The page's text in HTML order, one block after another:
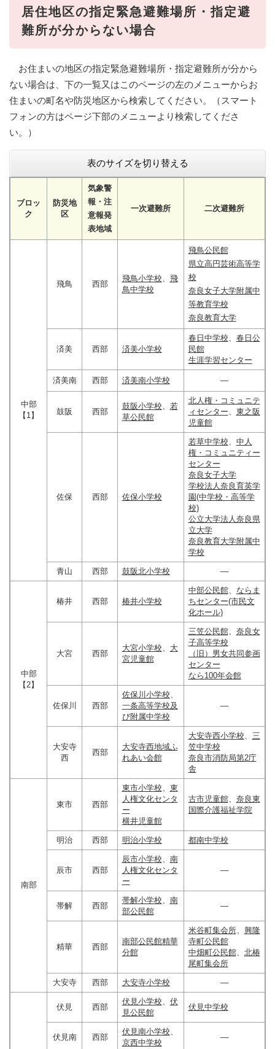
居住地区の指定緊急避難場所・指定避
難所が分からない場合
お住まいの地区の指定緊急避難場所・指定避難所が分から
ない場合は、下の一覧又はこのページの左のメニューからお
住まいの町名や防災地区から検索してください。（スマート
フォンの方はページ下部のメニューより検索してくださ
い。）
表のサイズを切り替える
ブロッ
ク
防災地
区
気象警
報・注
意報発
表地域
一次避難所 二次避難所
中部
【1】
飛鳥 西部
飛鳥小学校、 飛
鳥中学校
飛鳥公民館
県立高円芸術高等学
校
奈良女子大学附属中
等教育学校
奈良教育大学
済美 西部 済美小学校
春日中学校、 春日公
民館
生涯学習センター
済美南 西部 済美南小学校 ―
鼓阪 西部
鼓阪小学校、 若
草公民館
北人権・コミュニテ
ィセンター、 東之阪
児童館
佐保 西部 佐保小学校
若草中学校、 中人
権・コミュニティー
センター
奈良女子大学
学校法人奈良育英学
園(中学校・高等学
校)
公立大学法人奈良県
立大学
奈良教育大学附属中
学校
青山 西部 鼓阪北小学校 ―
中部
【2】
椿井 西部 椿井小学校
中部公民館、 ならま
ちセンター(市民文
化ホール)
大宮 西部
大宮小学校、 大
宮児童館
三笠公民館、 奈良女
子高等学校
（旧）男女共同参画
センター
なら100年会館
佐保川 西部
佐保川小学校、
一条高等学校及
び附属中学校
―
大安寺
西
西部
大安寺西地域ふ
れあい会館
大安寺西小学校、 三
笠中学校
奈良市消防局第2庁
舎
南部
東市 西部
東市小学校、 東
人権文化センタ
ー
横井児童館
古市児童館、 奈良東
国際介護福祉学院
明治 西部 明治小学校 都南中学校
辰市 西部
辰市小学校、 南
人権文化センタ
ー
―
帯解 西部
帯解小学校、 南
部公民館
―
精華 西部
南部公民館精華
分館
米谷町集会所、 興隆
寺町公民館
中畑町公民館、 北椿
尾町集会所
大安寺 西部 大安寺小学校 ―
伏見 西部
伏見小学校、 伏
見公民館
伏見中学校
伏見南 西部
伏見南小学校、
京西中学校
―